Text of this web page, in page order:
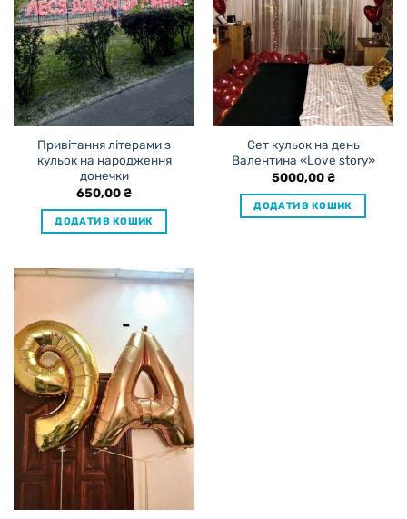
Привітання літерами з
кульок на народження
донечки
650,00₴
ДОДАТИ В КОШИК
Сет кульок на день
Валентина «Love story»
5000,00₴
ДОДАТИ В КОШИК